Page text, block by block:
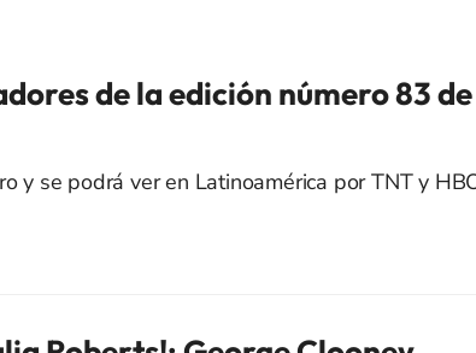
de la edición número 83 de
y se podrá ver en Latinoamérica por TNT y